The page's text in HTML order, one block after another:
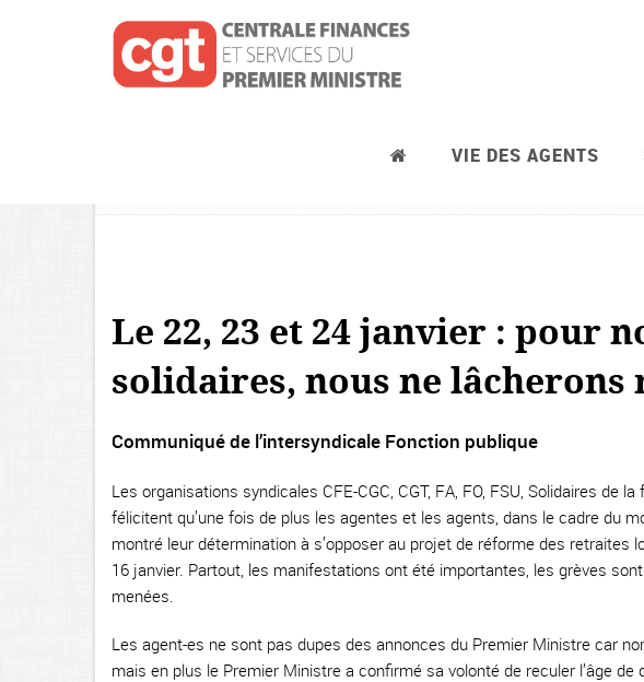
VIE DES AGENTS
Le 22, 23 et 24 janvier : pour
solidaires, nous ne lâcherons
Communiqué de l’intersyndicale Fonction publique
Les organisations syndicales CFE-CGC, CGT, FA, FO, FSU, Solidaires de
félicitent qu’une fois de plus les agentes et les agents, dans le cadre du
montré leur détermination à s’opposer au projet de réforme des retraites
16 janvier. Partout, les manifestations ont été importantes, les grèves
menées.
Les agent-es ne sont pas dupes des annonces du Premier Ministre car
mais en plus le Premier Ministre a confirmé sa volonté de reculer l’âge